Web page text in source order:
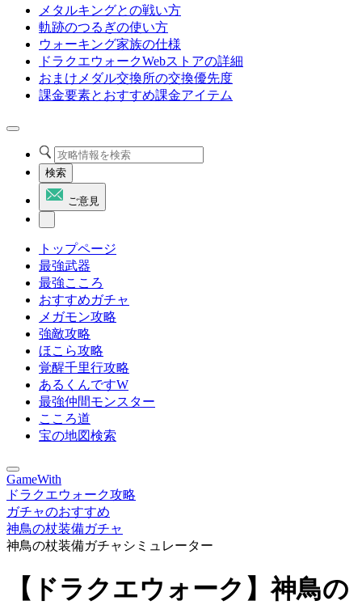
メタルキングとの戦い方
軌跡のつるぎの使い方
ウォーキング家族の仕様
ドラクエウォークWebストアの詳細
おまけメダル交換所の交換優先度
課金要素とおすすめ課金アイテム
検索
ご意見
トップページ
最強武器
最強こころ
おすすめガチャ
メガモン攻略
強敵攻略
ほこら攻略
覚醒千里行攻略
あるくんですW
最強仲間モンスター
こころ道
宝の地図検索
GameWith
ドラクエウォーク攻略
ガチャのおすすめ
神鳥の杖装備ガチャ
神鳥の杖装備ガチャシミュレーター
【ドラクエウォーク】神鳥の